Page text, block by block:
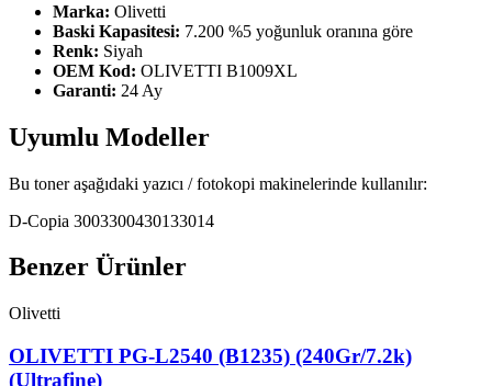
Marka: Olivetti
Baski Kapasitesi: 7.200 %5 yoğunluk oranına göre
Renk: Siyah
OEM Kod: OLIVETTI B1009XL
Garanti: 24 Ay
Uyumlu Modeller
Bu toner aşağıdaki yazıcı / fotokopi makinelerinde kullanılır:
D-Copia 3003300430133014
Benzer Ürünler
Olivetti
OLIVETTI PG-L2540 (B1235) (240Gr/7.2k)
(Ultrafine)